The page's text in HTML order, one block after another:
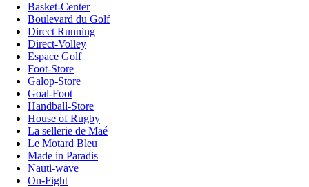
Basket-Center
Boulevard du Golf
Direct Running
Direct-Volley
Espace Golf
Foot-Store
Galop-Store
Goal-Foot
Handball-Store
House of Rugby
La sellerie de Maé
Le Motard Bleu
Made in Paradis
Nauti-wave
On-Fight